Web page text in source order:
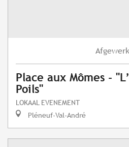
Place aux Mômes -
Poils"
LOKAAL EVENEMENT
Pléneuf-Val-André